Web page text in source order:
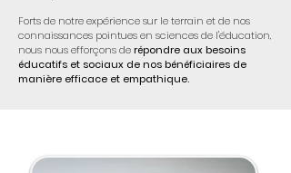
Forts de notre expérience sur le terrain et de nos
connaissances pointues en sciences de l'éducation,
nous nous efforçons de répondre aux besoins
éducatifs et sociaux de nos bénéficiaires de
manière efficace et empathique.